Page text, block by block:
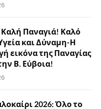
Παναγιά! Καλό
και Δύναμη-Η
εικόνα της Παναγίας
Β. Εύβοια!
2026: Όλο το